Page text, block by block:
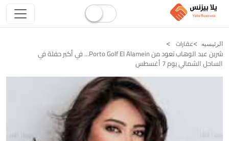
الرئيسيه عقارات
شرين عبد الوهاب تعود من Porto Golf El Alamein… في أكبر حفلة في
الساحل الشمالي يوم 7 أغسطس